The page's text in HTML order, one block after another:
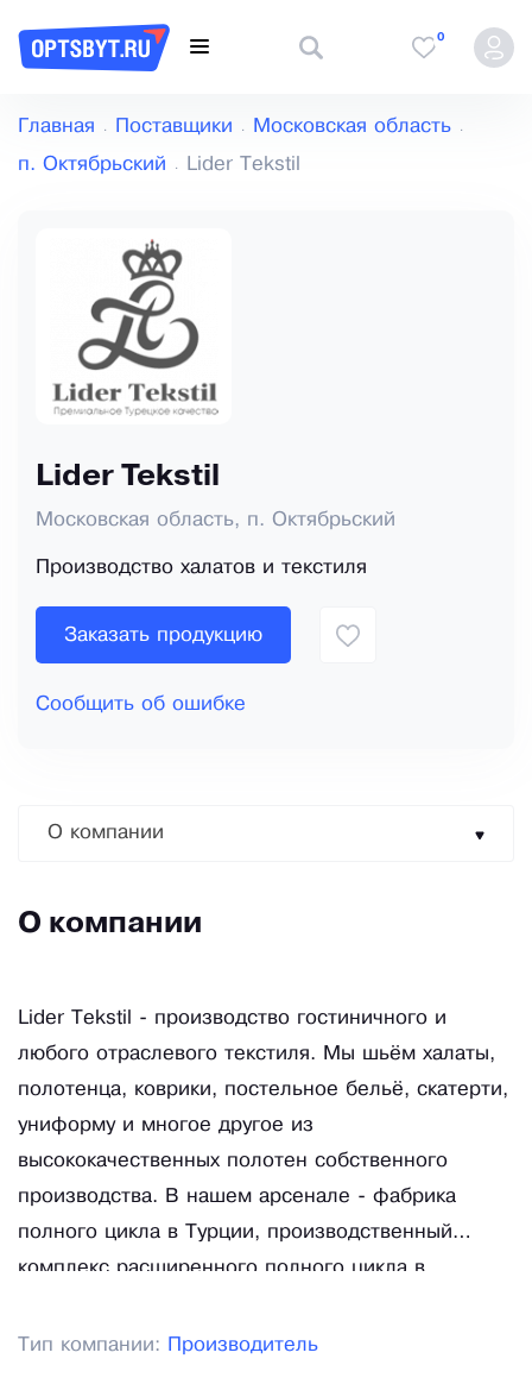
0
Главная Поставщики Московская область
п. Октябрьский Lider Tekstil
Lider Tekstil
Московская область, п. Октябрьский
Производство халатов и текстиля
Заказать продукцию
Сообщить об ошибке
О компании
О компании
Lider Tekstil - производство гостиничного и
любого отраслевого текстиля. Мы шьём халаты,
полотенца, коврики, постельное бельё, скатерти,
униформу и многое другое из
высококачественных полотен собственного
производства. В нашем арсенале - фабрика
полного цикла в Турции, производственный
комплекс расширенного полного цикла в
Мы выполняем все заказы в сжатые сроки в
Тип компании: Производитель